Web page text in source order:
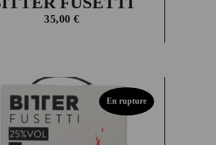
35,00€
En rupture